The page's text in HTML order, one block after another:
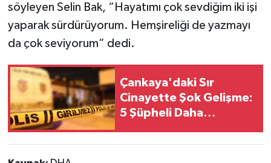
söyleyen Selin Bak, “Hayatımı çok sevdiğim iki işi
yaparak sürdürüyorum. Hemşireliği de yazmayı
da çok seviyorum” dedi.
Çankaya'daki Sır
Cinayette Şok Gelişme:
5 Şüpheli Daha